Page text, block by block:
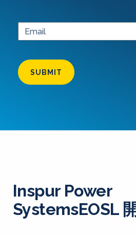
SUBMIT
Inspur Power
SystemsEOSL